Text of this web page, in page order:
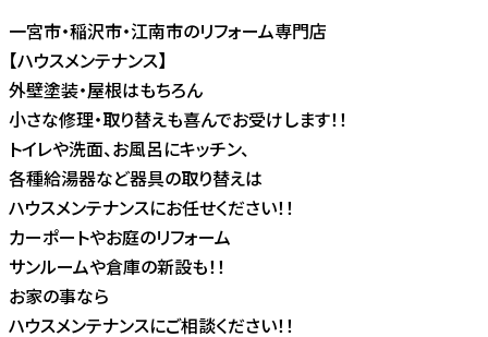
一宮市・稲沢市・江南市のリフォーム専門店
【ハウスメンテナンス】
外壁塗装・屋根はもちろん
小さな修理・取り替えも喜んでお受けします！！
トイレや洗面、お風呂にキッチン、
各種給湯器など器具の取り替えは
ハウスメンテナンスにお任せください！！
カーポートやお庭のリフォーム
サンルームや倉庫の新設も！！
お家の事なら
ハウスメンテナンスにご相談ください！！